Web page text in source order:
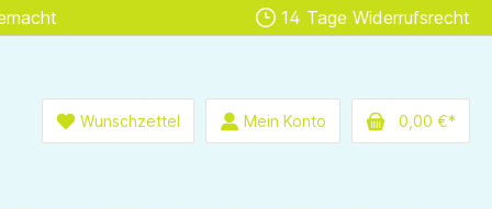
14 Tage Widerrufsrecht
Wunschzettel Mein Konto 0,00 €*